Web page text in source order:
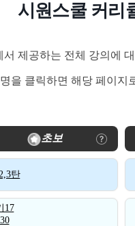
시원스쿨 커리
서 제공하는 전체 강의에
을 클릭하면 해당 페이지
초보
탄
17